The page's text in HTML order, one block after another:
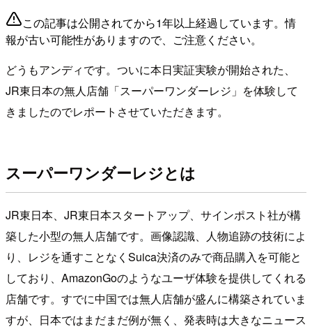
この記事は公開されてから1年以上経過しています。情
報が古い可能性がありますので、ご注意ください。
どうもアンディです。ついに本日実証実験が開始された、
JR東日本の無人店舗「スーパーワンダーレジ」を体験して
きましたのでレポートさせていただきます。
スーパーワンダーレジとは
JR東日本、JR東日本スタートアップ、サインポスト社が構
築した小型の無人店舗です。画像認識、人物追跡の技術によ
り、レジを通すことなくSuica決済のみで商品購入を可能と
しており、AmazonGoのようなユーザ体験を提供してくれる
店舗です。すでに中国では無人店舗が盛んに構築されていま
すが、日本ではまだまだ例が無く、発表時は大きなニュース